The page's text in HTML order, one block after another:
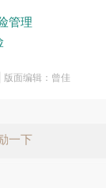
管理
版面编辑：曾佳
一下